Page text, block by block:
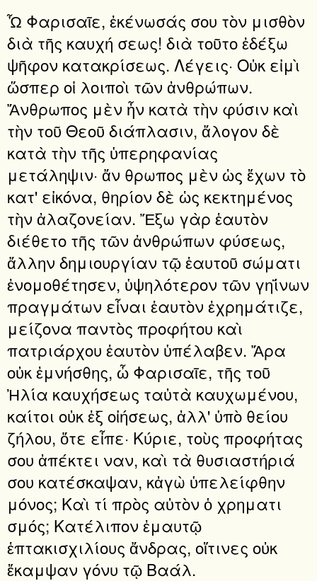
Ὦ Φαρισαῖε, ἐκένωσάς σου τὸν μισθὸν
διὰ τῆς καυχή σεως! διὰ τοῦτο ἐδέξω
ψῆφον κατακρίσεως. Λέγεις· Οὐκ εἰμὶ
ὥσπερ οἱ λοιποὶ τῶν ἀνθρώπων.
Ἄνθρωπος μὲν ἦν κατὰ τὴν φύσιν καὶ
τὴν τοῦ Θεοῦ διάπλασιν, ἄλογον δὲ
κατὰ τὴν τῆς ὑπερηφανίας
μετάληψιν· ἄν θρωπος μὲν ὡς ἔχων τὸ
κατ' εἰκόνα, θηρίον δὲ ὡς κεκτημένος
τὴν ἀλαζονείαν. Ἔξω γὰρ ἑαυτὸν
διέθετο τῆς τῶν ἀνθρώπων φύσεως,
ἄλλην δημιουργίαν τῷ ἑαυτοῦ σώματι
ἐνομοθέτησεν, ὑψηλότερον τῶν γηΐνων
πραγμάτων εἶναι ἑαυτὸν ἐχρημάτιζε,
μείζονα παντὸς προφήτου καὶ
πατριάρχου ἑαυτὸν ὑπέλαβεν. Ἄρα
οὐκ ἐμνήσθης, ὦ Φαρισαῖε, τῆς τοῦ
Ἠλία καυχήσεως ταὐτὰ καυχωμένου,
καίτοι οὐκ ἐξ οἰήσεως, ἀλλ' ὑπὸ θείου
ζήλου, ὅτε εἶπε· Κύριε, τοὺς προφήτας
σου ἀπέκτει ναν, καὶ τὰ θυσιαστήριά
σου κατέσκαψαν, κἀγὼ ὑπελείφθην
μόνος; Καὶ τί πρὸς αὐτὸν ὁ χρηματι
σμός; Κατέλιπον ἐμαυτῷ
ἑπτακισχιλίους ἄνδρας, οἵτινες οὐκ
ἔκαμψαν γόνυ τῷ Βαάλ.